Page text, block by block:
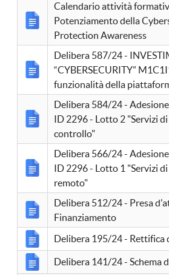
Calendario attività
Potenziamento della
Protection Awareness
Delibera 587/24 -
“CYBERSECURITY”
funzionalità della
Delibera 584/24 -
ID 2296 - Lotto 2 "Servizi
controllo"
Delibera 566/24 -
ID 2296 - Lotto 1 "Servizi di
remoto"
Delibera 512/24 - Presa
Finanziamento
Delibera 195/24 - Rettifica
Delibera 141/24 - Schema